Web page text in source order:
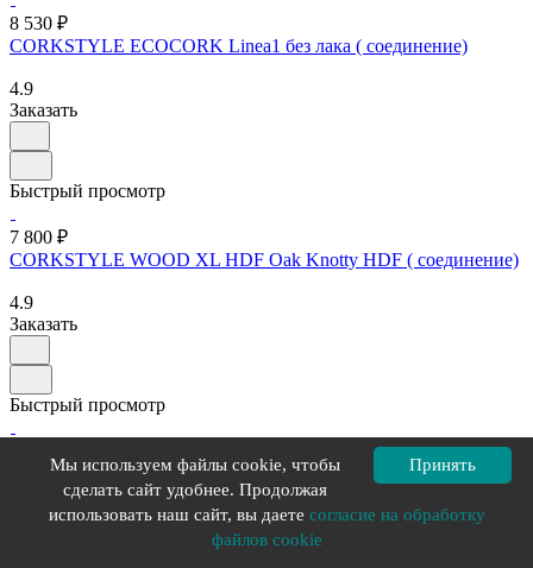
8 530 ₽
CORKSTYLE ECOCORK Linea1 без лака ( соединение)
4.9
Заказать
Быстрый просмотр
7 800 ₽
CORKSTYLE WOOD XL HDF Oak Knotty HDF ( соединение)
4.9
Заказать
Быстрый просмотр
CORKSTYLE WOOD XL HDF Oak Deluxe HDF ( соединение)
Принять
Мы используем файлы cookie, чтобы
сделать сайт удобнее. Продолжая
использовать наш сайт, вы даете согласие на обработку
файлов cookie